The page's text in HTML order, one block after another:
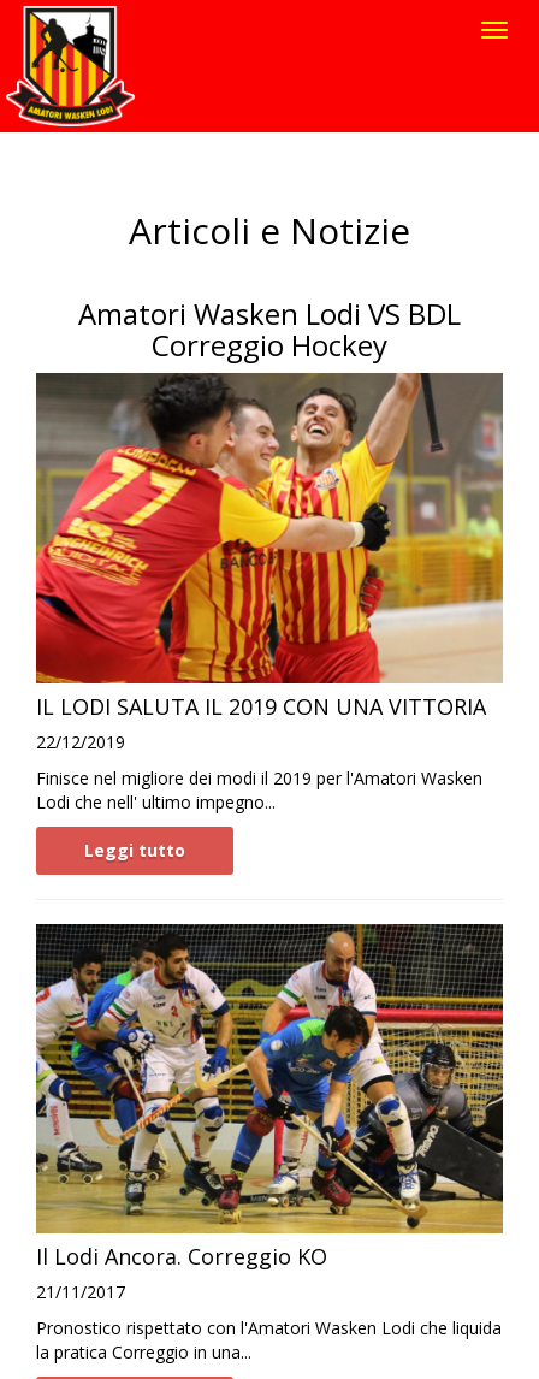
Articoli e Notizie
Amatori Wasken Lodi VS BDL
Correggio Hockey
IL LODI SALUTA IL 2019 CON UNA VITTORIA
22/12/2019
Finisce nel migliore dei modi il 2019 per l'Amatori Wasken
Lodi che nell' ultimo impegno...
Leggi tutto
Il Lodi Ancora. Correggio KO
21/11/2017
Pronostico rispettato con l'Amatori Wasken Lodi che liquida
la pratica Correggio in una...